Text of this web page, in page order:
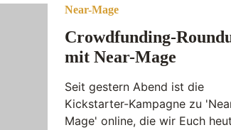
Near-Mage
Crowdfunding-
mit Near-Mage
Seit gestern Abend ist die
Kickstarter-Kampagne zu
Mage' online, die wir Euch